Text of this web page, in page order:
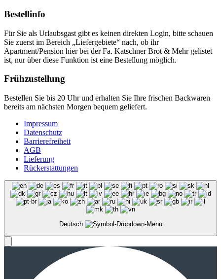
Bestellinfo
Für Sie als Urlaubsgast gibt es keinen direkten Login, bitte schauen
Sie zuerst im Bereich „Liefergebiete“ nach, ob ihr
Apartment/Pension hier bei der Fa. Katschner Brot & Mehr gelistet
ist, nur über diese Funktion ist eine Bestellung möglich.
Frühzustellung
Bestellen Sie bis 20 Uhr und erhalten Sie Ihre frischen Backwaren
bereits am nächsten Morgen bequem geliefert.
Impressum
Datenschutz
Barrierefreiheit
AGB
Lieferung
Rückerstattungen
Deutsch